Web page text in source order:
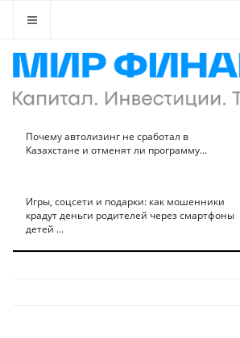
Почему автолизинг не сработал в
Казахстане и отменят ли программу...
Игры, соцсети и подарки: как мошенники
крадут деньги родителей через смартфоны
детей ...